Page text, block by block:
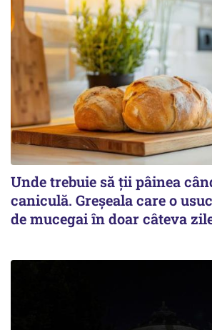
Unde trebuie să ții pâinea
caniculă. Greșeala care o
de mucegai în doar câteva